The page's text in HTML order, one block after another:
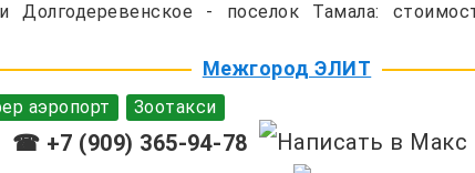
Долгодеревенское - поселок Тамала:
Межгород ЭЛИТ
аэропорт Зоотакси
☎ +7 (909) 365-94-78